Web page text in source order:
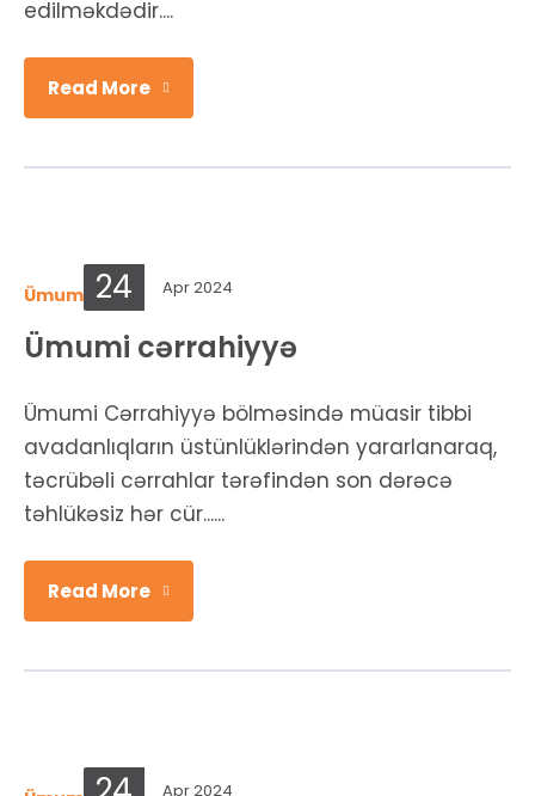
edilməkdədir....
Read More
24 Apr 2024
Ümumi şöbələr
Ümumi cərrahiyyə
Ümumi Cərrahiyyə bölməsində müasir tibbi
avadanlıqların üstünlüklərindən yararlanaraq,
təcrübəli cərrahlar tərəfindən son dərəcə
təhlükəsiz hər cür......
Read More
Apr 2024